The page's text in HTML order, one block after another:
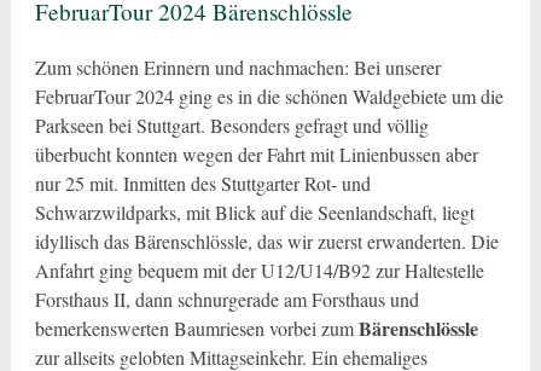
FebruarTour 2024 Bärenschlössle
Zum schönen Erinnern und nachmachen: Bei unserer
FebruarTour 2024 ging es in die schönen Waldgebiete um die
Parkseen bei Stuttgart. Besonders gefragt und völlig
überbucht konnten wegen der Fahrt mit Linienbussen aber
nur 25 mit. Inmitten des Stuttgarter Rot- und
Schwarzwildparks, mit Blick auf die Seenlandschaft, liegt
idyllisch das Bärenschlössle, das wir zuerst erwanderten. Die
Anfahrt ging bequem mit der U12/U14/B92 zur Haltestelle
Forsthaus II, dann schnurgerade am Forsthaus und
bemerkenswerten Baumriesen vorbei zumBärenschlössle
zur allseits gelobten Mittagseinkehr. Ein ehemaliges